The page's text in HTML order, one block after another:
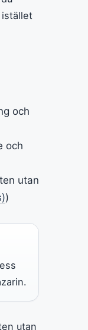
istället
och
och
utan
)
utan